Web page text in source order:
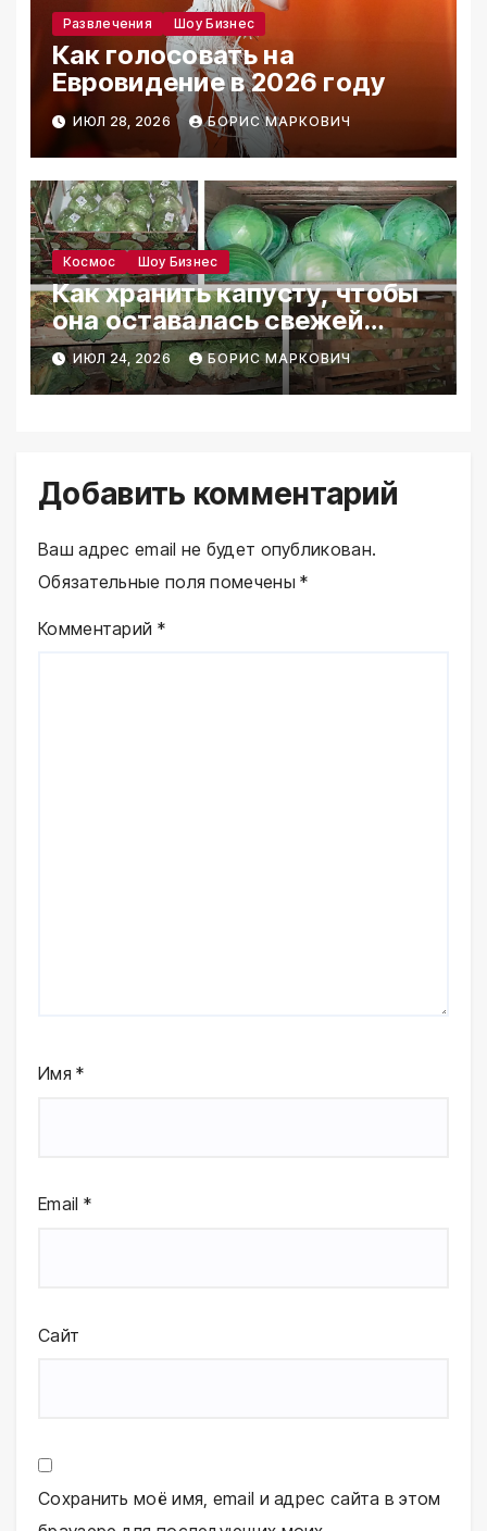
Развлечения Шоу Бизнес
Как голосовать на
Евровидение в 2026 году
ИЮЛ 28, 2026 БОРИС МАРКОВИЧ
Космос Шоу Бизнес
Как хранить капусту, чтобы
она оставалась свежей
месяцами
ИЮЛ 24, 2026 БОРИС МАРКОВИЧ
Добавить комментарий
Ваш адрес email не будет опубликован.
Обязательные поля помечены*
Комментарий *
Имя*
Email *
Сайт
Сохранить моё имя, email и адрес сайта в этом